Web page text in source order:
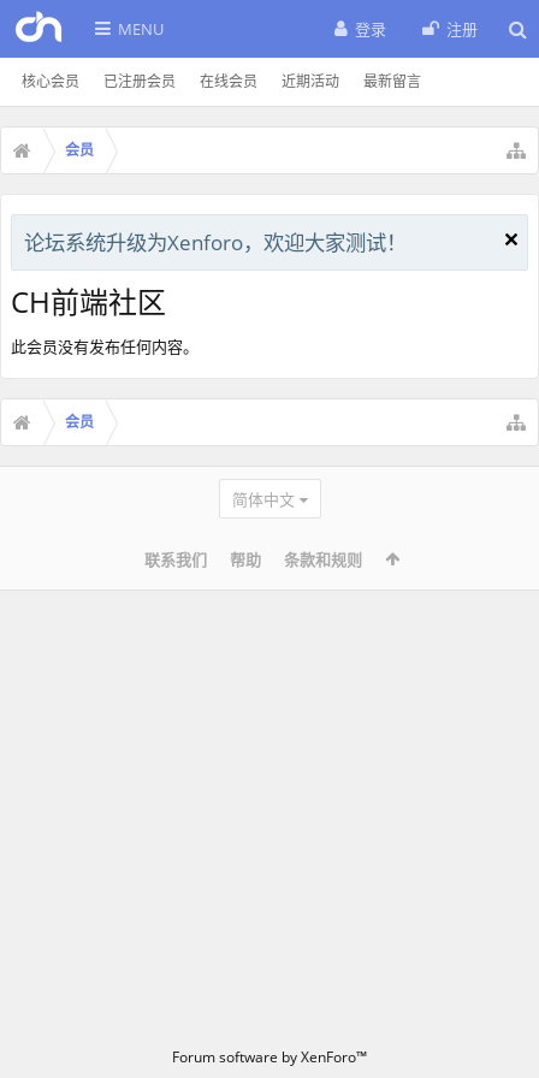
MENU
核心会员 已注册会员 在线会员 近期活动 最新留言
登录 注册
会员
论坛系统升级为Xenforo，欢迎大家测试！
CH前端社区
此会员没有发布任何内容。
会员
简体中文
联系我们 帮助 条款和规则
Forum software by XenForo™